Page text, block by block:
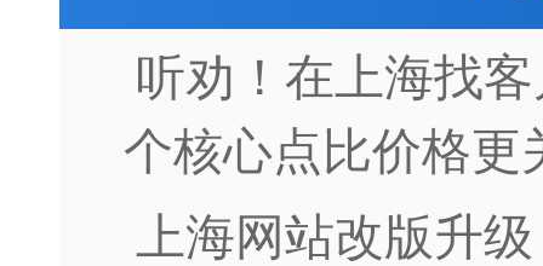
听劝！在上海找
个核心点比价格更
上海网站改版升